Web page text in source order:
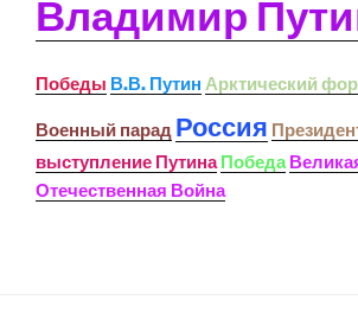
Владимир
Победы В.В. Путин Арктический
Военный парад Россия
выступление Путина Победа
Отечественная Война